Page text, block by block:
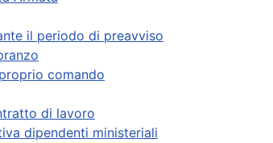
il periodo di preavviso
comando
di lavoro
dipendenti ministeriali